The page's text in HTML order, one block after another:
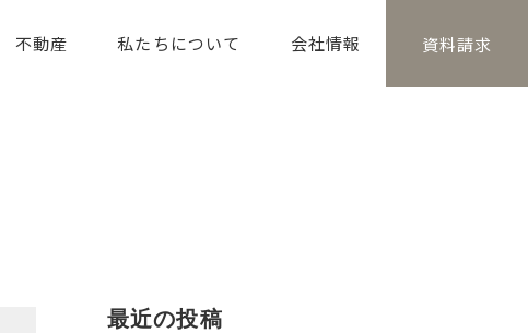
不動産 私たちについて 会社情報 資料請求
最近の投稿